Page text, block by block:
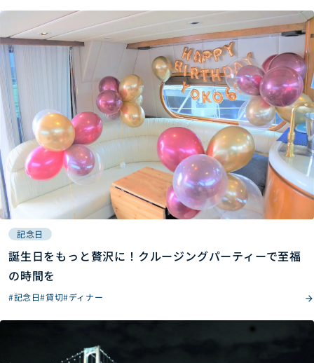
記念日
誕生日をもっと贅沢に！クルージングパーティーで至福
の時間を
#記念日#貸切#ディナー